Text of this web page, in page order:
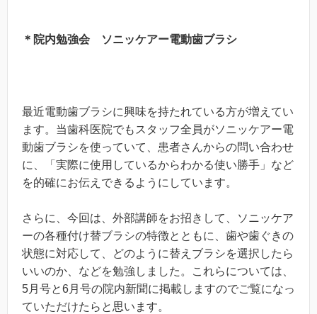
＊院内勉強会 ソニッケアー電動歯ブラシ
最近電動歯ブラシに興味を持たれている方が増えてい
ます。当歯科医院でもスタッフ全員がソニッケアー電
動歯ブラシを使っていて、患者さんからの問い合わせ
に、「実際に使用しているからわかる使い勝手」など
を的確にお伝えできるようにしています。
さらに、今回は、外部講師をお招きして、ソニッケア
ーの各種付け替ブラシの特徴とともに、歯や歯ぐきの
状態に対応して、どのように替えブラシを選択したら
いいのか、などを勉強しました。これらについては、
5月号と6月号の院内新聞に掲載しますのでご覧になっ
ていただけたらと思います。